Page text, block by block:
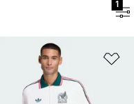
1
la lista de deseos